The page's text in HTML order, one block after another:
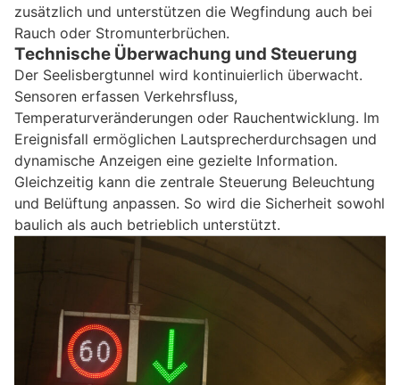
zusätzlich und unterstützen die Wegfindung auch bei
Rauch oder Stromunterbrüchen.
Technische Überwachung und Steuerung
Der Seelisbergtunnel wird kontinuierlich überwacht.
Sensoren erfassen Verkehrsfluss,
Temperaturveränderungen oder Rauchentwicklung. Im
Ereignisfall ermöglichen Lautsprecherdurchsagen und
dynamische Anzeigen eine gezielte Information.
Gleichzeitig kann die zentrale Steuerung Beleuchtung
und Belüftung anpassen. So wird die Sicherheit sowohl
baulich als auch betrieblich unterstützt.